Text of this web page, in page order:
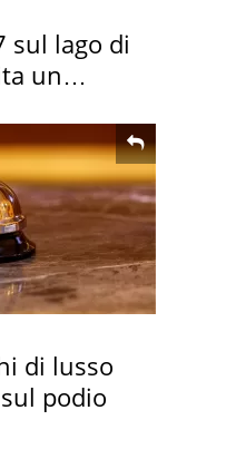
sul lago di
un
di lusso
podio